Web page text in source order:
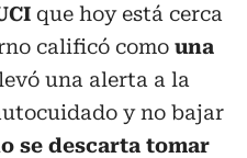
que hoy está cerca
calificó como una
una alerta a la
y no bajar
se descarta tomar